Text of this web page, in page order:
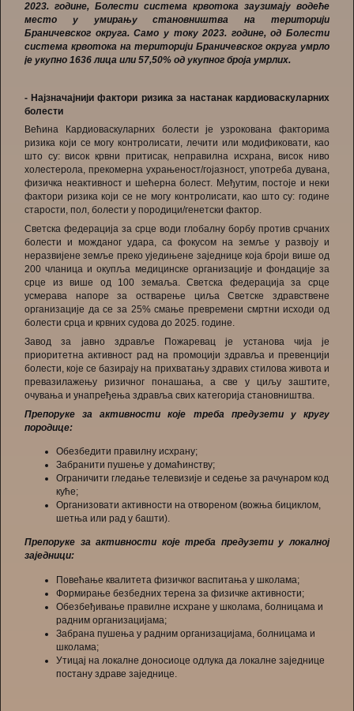
2023. године, Болести система крвотока заузимају водеће
место у умирању становништва на територији
Браничевског округа. Само у току 2023. године, од Болести
система крвотока на територији Браничевског округа умрло
је укупно 1636 лица или 57,50% од укупног броја умрлих.
- Најзначајнији фактори ризика за настанак кардиоваскуларних
болести
Већина Кардиоваскуларних болести је узрокована факторима
ризика који се могу контролисати, лечити или модификовати, као
што су: висок крвни притисак, неправилна исхрана, висок ниво
холестерола, прекомерна ухрањеност/гојазност, употреба дувана,
физичка неактивност и шећерна болест. Међутим, постоје и неки
фактори ризика који се не могу контролисати, као што су: године
старости, пол, болести у породици/генетски фактор.
Светска федерација за срце води глобалну борбу против срчаних
болести и можданог удара, са фокусом на земље у развоју и
неразвијене земље преко уједињене заједнице која броји више од
200 чланица и окупља медицинске организације и фондације за
срце из више од 100 земаља. Светска федерација за срце
усмерава напоре за остварење циља Светске здравствене
организације да се за 25% смање превремени смртни исходи од
болести срца и крвних судова до 2025. године.
Завод за јавно здравље Пожаревац је установа чија је
приоритетна активност рад на промоцији здравља и превенцији
болести, које се базирају на прихватању здравих стилова живота и
превазилажењу ризичног понашања, а све у циљу заштите,
очувања и унапређења здравља свих категорија становништва.
Препоруке за активности које треба предузети у кругу
породице:
Обезбедити правилну исхрану;
Забранити пушење у домаћинству;
Ограничити гледање телевизије и седење за рачунаром код
куће;
Организовати активности на отвореном (вожња бициклом,
шетња или рад у башти).
Препоруке за активности које треба предузети у локалној
заједници:
Повећање квалитета физичког васпитања у школама;
Формирање безбедних терена за физичке активности;
Обезбеђивање правилне исхране у школама, болницама и
радним организацијама;
Забрана пушења у радним организацијама, болницама и
школама;
Утицај на локалне доносиоце одлука да локалне заједнице
постану здраве заједнице.